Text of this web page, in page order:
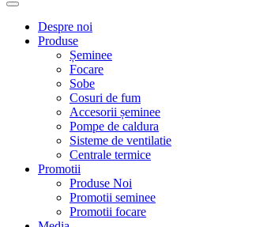
Despre noi
Produse
Șeminee
Focare
Sobe
Cosuri de fum
Accesorii șeminee
Pompe de caldura
Sisteme de ventilatie
Centrale termice
Promotii
Produse Noi
Promotii seminee
Promotii focare